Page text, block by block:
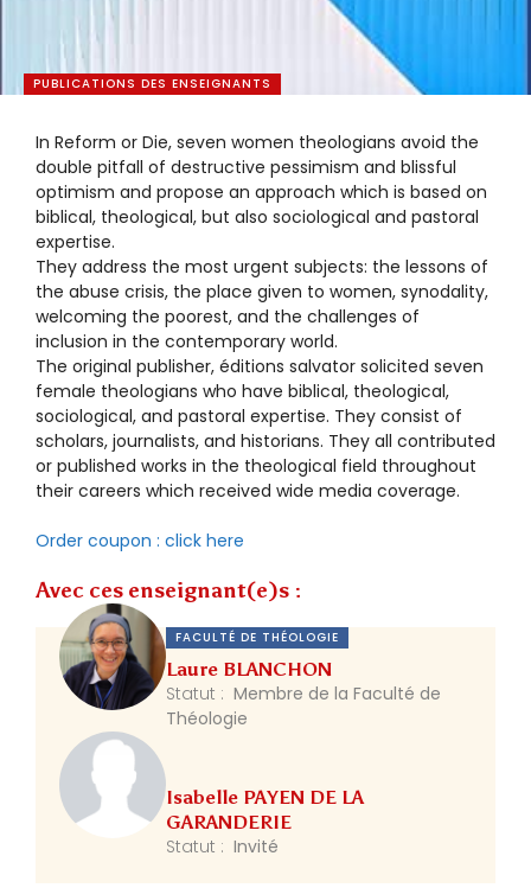
PUBLICATIONS DES ENSEIGNANTS
In Reform or Die, seven women theologians avoid the
double pitfall of destructive pessimism and blissful
optimism and propose an approach which is based on
biblical, theological, but also sociological and pastoral
expertise.
They address the most urgent subjects: the lessons of
the abuse crisis, the place given to women, synodality,
welcoming the poorest, and the challenges of
inclusion in the contemporary world.
The original publisher, éditions salvator solicited seven
female theologians who have biblical, theological,
sociological, and pastoral expertise. They consist of
scholars, journalists, and historians. They all contributed
or published works in the theological field throughout
their careers which received wide media coverage.
Order coupon : click here
Avec ces enseignant(e)s :
FACULTÉ DE THÉOLOGIE
Laure BLANCHON
Statut : Membre de la Faculté de
Théologie
Isabelle PAYEN DE LA
GARANDERIE
Statut : Invité